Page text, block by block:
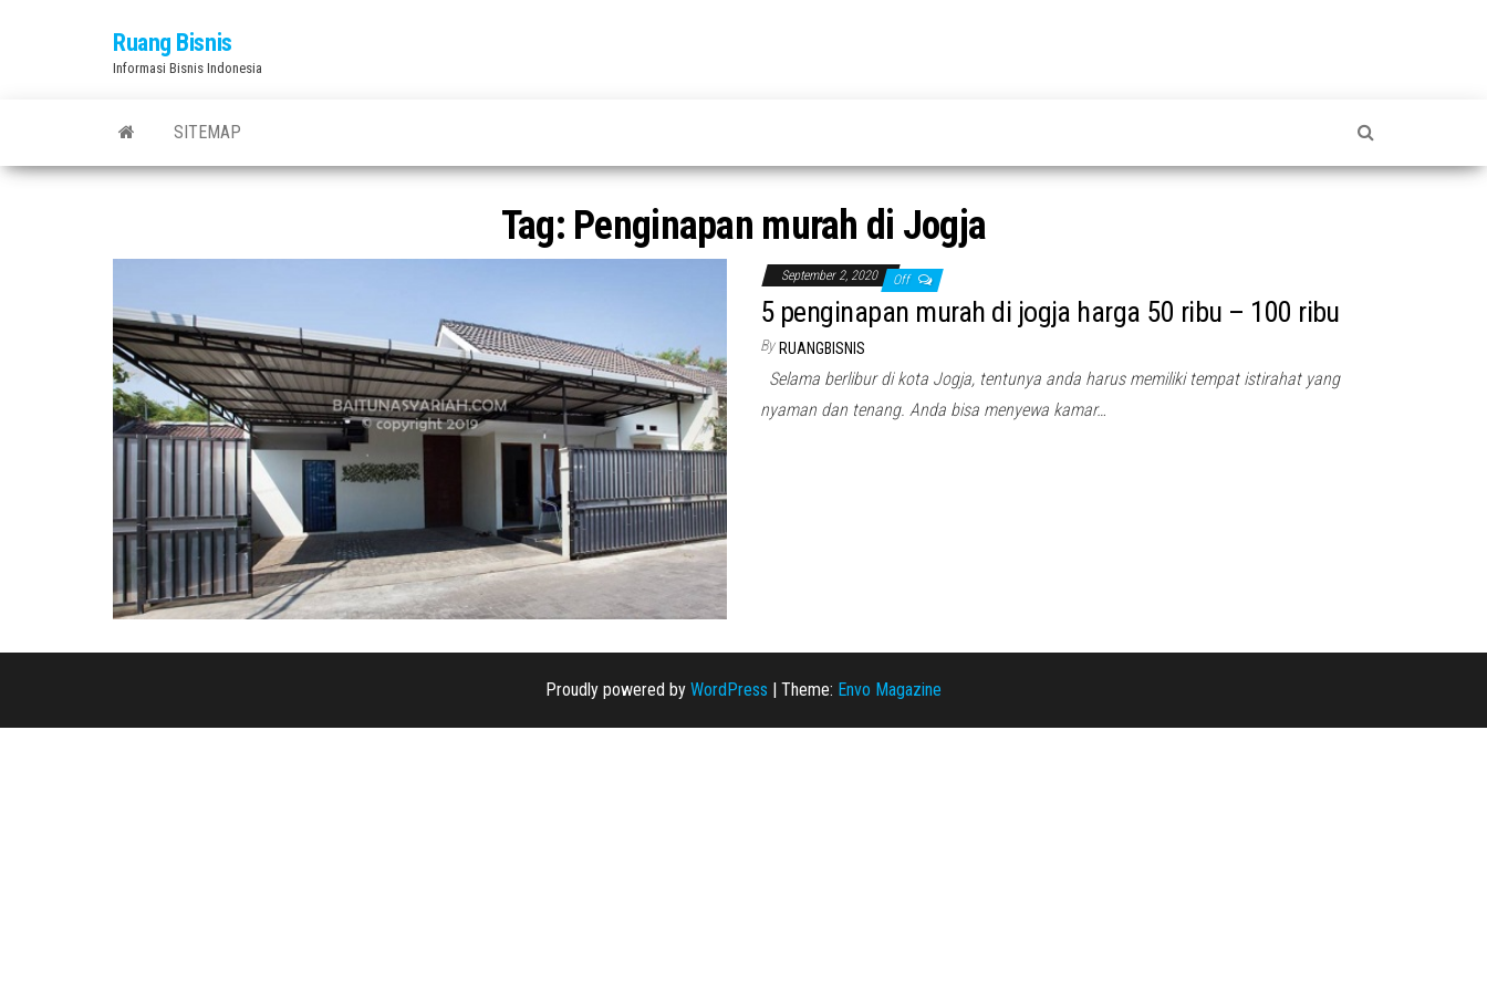
Ruang Bisnis
Informasi Bisnis Indonesia
SITEMAP
Tag: Penginapan murah di Jogja
September 2, 2020 Off
5 penginapan murah di jogja harga 50 ribu – 100 ribu
By RUANGBISNIS
Selama berlibur di kota Jogja, tentunya anda harus memiliki tempat istirahat yang
nyaman dan tenang. Anda bisa menyewa kamar…
Proudly powered by WordPress Theme: Envo Magazine